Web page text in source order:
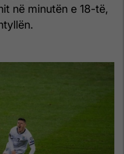
në minutën e 18-të,